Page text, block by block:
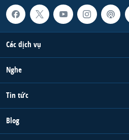
Các dịch vụ
Nghe
Tin tức
Blog